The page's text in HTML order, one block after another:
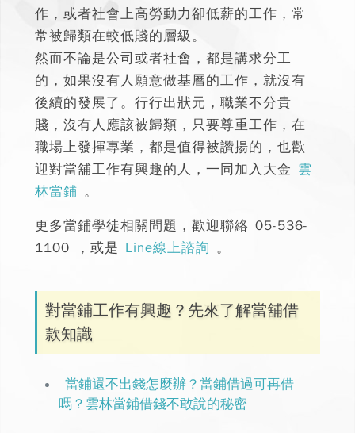
作，或者社會上高勞動力卻低薪的工作，常
常被歸類在較低賤的層級。
然而不論是公司或者社會，都是講求分工
的，如果沒有人願意做基層的工作，就沒有
後續的發展了。行行出狀元，職業不分貴
賤，沒有人應該被歸類，只要尊重工作，在
職場上發揮專業，都是值得被讚揚的，也歡
迎對當舖工作有興趣的人，一同加入大金 雲
林當鋪 。
更多當鋪學徒相關問題，歡迎聯絡 05-536-
1100
，或是 Line線上諮詢 。
對當鋪工作有興趣？先來了解當舖借
款知識
當鋪還不出錢怎麼辦？當鋪借過可再借
嗎？雲林當鋪借錢不敢說的秘密